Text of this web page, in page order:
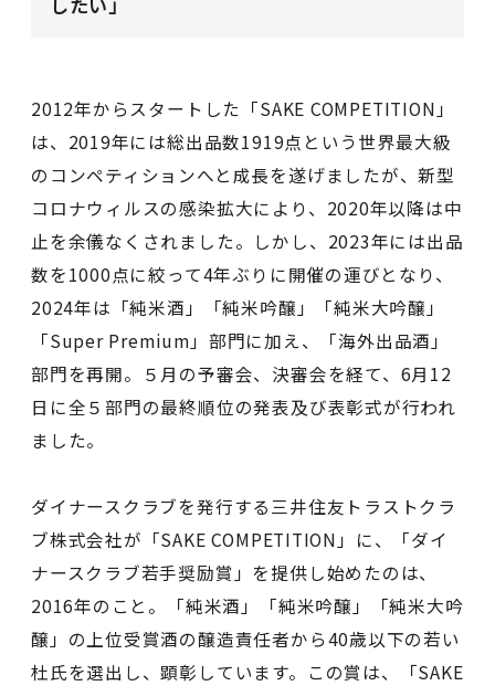
2012年からスタートした「SAKE COMPETITION」
は、2019年には総出品数1919点という世界最大級
のコンペティションへと成長を遂げましたが、新型
コロナウィルスの感染拡大により、2020年以降は中
止を余儀なくされました。しかし、2023年には出品
数を1000点に絞って4年ぶりに開催の運びとなり、
2024年は「純米酒」「純米吟醸」「純米大吟醸」
「Super Premium」部門に加え、「海外出品酒」
部門を再開。５月の予審会、決審会を経て、6月12
日に全５部門の最終順位の発表及び表彰式が行われ
ました。
ダイナースクラブを発行する三井住友トラストクラ
ブ株式会社が「SAKE COMPETITION」に、「ダイ
ナースクラブ若手奨励賞」を提供し始めたのは、
2016年のこと。「純米酒」「純米吟醸」「純米大吟
醸」の上位受賞酒の醸造責任者から40歳以下の若い
杜氏を選出し、顕彰しています。この賞は、「SAKE